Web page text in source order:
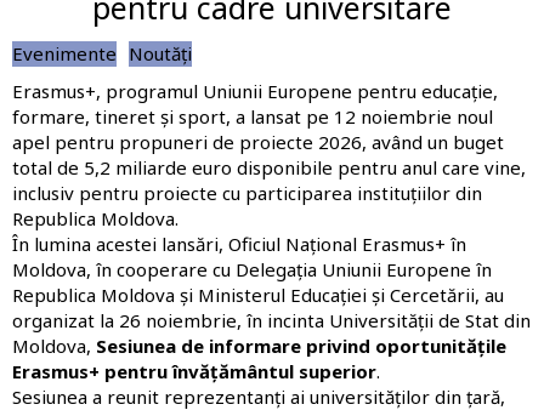
Evenimente Noutăți
Erasmus+, programul Uniunii Europene pentru educație,
formare, tineret și sport, a lansat pe 12 noiembrie noul
apel pentru propuneri de proiecte 2026, având un buget
total de 5,2 miliarde euro disponibile pentru anul care vine,
inclusiv pentru proiecte cu participarea instituțiilor din
Republica Moldova.
În lumina acestei lansări, Oficiul Național Erasmus+ în
Moldova, în cooperare cu Delegația Uniunii Europene în
Republica Moldova și Ministerul Educației și Cercetării, au
organizat la 26 noiembrie, în incinta Universității de Stat din
Moldova, Sesiunea de informare privind oportunitățile
Erasmus+ pentru învățământul superior.
Sesiunea a reunit reprezentanți ai universităților din țară,